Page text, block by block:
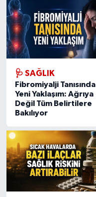
🩺 SAĞLIK
Fibromiyalji Tanısında
Yeni Yaklaşım: Ağrıya
Değil Tüm Belirtilere
Bakılıyor